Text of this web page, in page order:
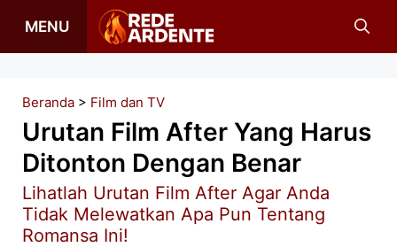
MENU
Beranda > Film dan TV
Urutan Film After Yang Harus
Ditonton Dengan Benar
Lihatlah Urutan Film After Agar Anda
Tidak Melewatkan Apa Pun Tentang
Romansa Ini!